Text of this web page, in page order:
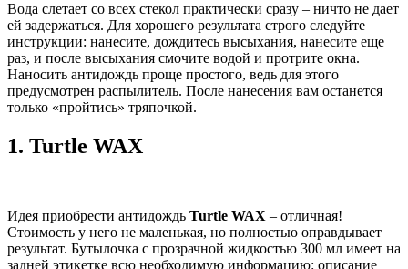
Вода слетает со всех стекол практически сразу – ничто не дает
ей задержаться. Для хорошего результата строго следуйте
инструкции: нанесите, дождитесь высыхания, нанесите еще
раз, и после высыхания смочите водой и протрите окна.
Наносить антидождь проще простого, ведь для этого
предусмотрен распылитель. После нанесения вам останется
только «пройтись» тряпочкой.
1. Turtle WAX
Идея приобрести антидождь Turtle WAX – отличная!
Стоимость у него не маленькая, но полностью оправдывает
результат. Бутылочка с прозрачной жидкостью 300 мл имеет на
задней этикетке всю необходимую информацию: описание